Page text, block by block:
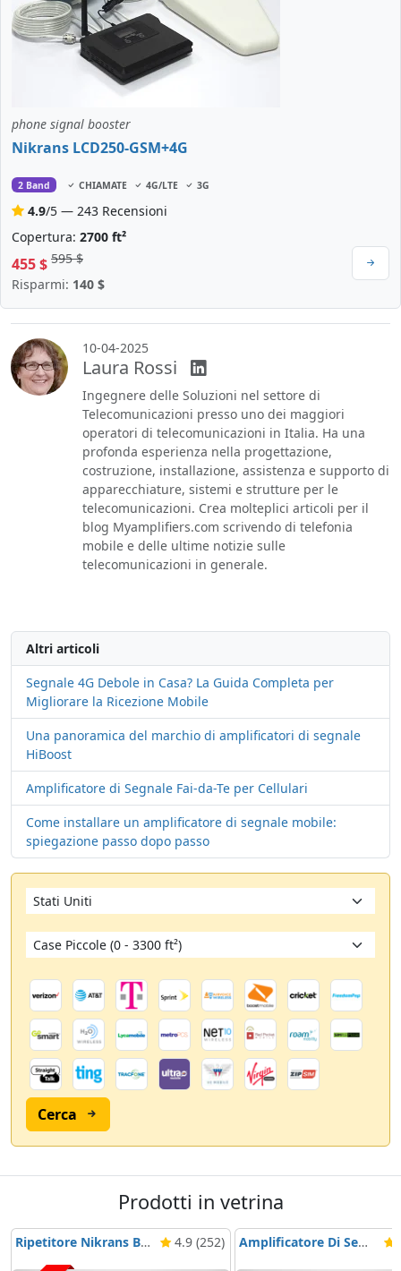
phone signal booster
Nikrans LCD250-GSM+4G
2 Band CHIAMATE 4G/LTE 3G
4.9/5 — 243 Recensioni
Copertura: 2700 ft²
455 $ 595 $
Risparmi: 140 $
10-04-2025
Laura Rossi
Ingegnere delle Soluzioni nel settore di
Telecomunicazioni presso uno dei maggiori
operatori di telecomunicazioni in Italia. Ha una
profonda esperienza nella progettazione,
costruzione, installazione, assistenza e supporto di
apparecchiature, sistemi e strutture per le
telecomunicazioni. Crea molteplici articoli per il
blog Myamplifiers.com scrivendo di telefonia
mobile e delle ultime notizie sulle
telecomunicazioni in generale.
Altri articoli
Segnale 4G Debole in Casa? La Guida Completa per
Migliorare la Ricezione Mobile
Una panoramica del marchio di amplificatori di segnale
HiBoost
Amplificatore di Segnale Fai-da-Te per Cellulari
Come installare un amplificatore di segnale mobile:
spiegazione passo dopo passo
Cerca
Prodotti in vetrina
Ripetitore Nikrans BD-3000 5G & 4G 4.9 (252) Amplificatore Di Segnale Nikrans NS-3000-Voice, 3G & 4G